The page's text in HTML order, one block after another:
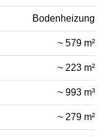
Bodenheizung
~ 579 m²
~ 223 m²
~ 993 m³
~ 279 m²